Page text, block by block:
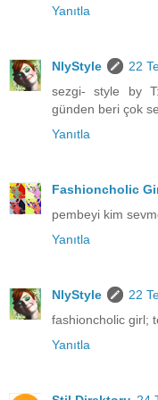
Yanıtla
NlyStyle
22
sezgi- style by
günden beri çok
Yanıtla
Fashioncholic
pembeyi kim
Yanıtla
NlyStyle
22
fashioncholic girl;
Yanıtla